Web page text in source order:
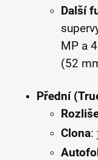
Další
MP a
(52
Přední
Clona: